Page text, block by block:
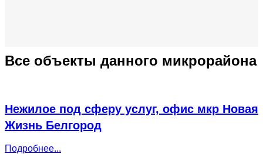
Все объекты данного микрорайона
Нежилое под сферу услуг, офис мкр Новая
Жизнь Белгород
Подробнее...